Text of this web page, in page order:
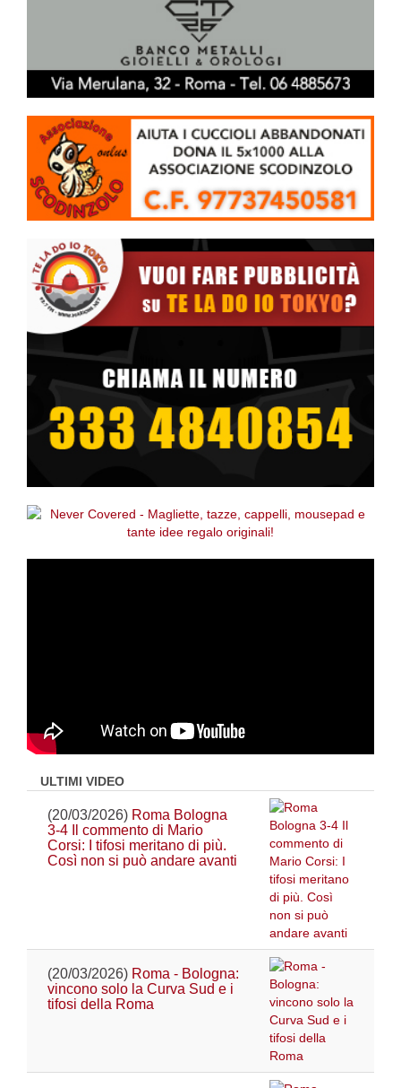
ULTIMI VIDEO
(20/03/2026) Roma Bologna
3-4 Il commento di Mario
Corsi: I tifosi meritano di più.
Così non si può andare avanti
(20/03/2026) Roma - Bologna:
vincono solo la Curva Sud e i
tifosi della Roma